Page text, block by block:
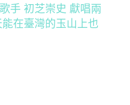
手 初芝崇史 獻唱兩
在臺灣的玉山上也